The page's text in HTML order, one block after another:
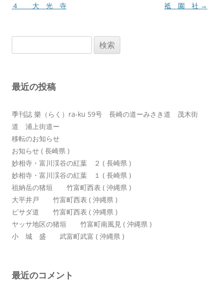
稿
ョ
４ 大 光 寺
祗 園 社 →
索:
最近の投稿
季刊誌 樂（らく）ra-ku 59号 長崎の道ーみさき道 茂木街
道 浦上街道ー
移転のお知らせ
お知らせ ( 長崎県 )
妙相寺・富川渓谷の紅葉 ２ ( 長崎県 )
妙相寺・富川渓谷の紅葉 １ ( 長崎県 )
祖納岳の猪垣 竹富町西表 ( 沖縄県 )
大平井戸 竹富町西表 ( 沖縄県 )
ピサダ道 竹富町西表 ( 沖縄県 )
ヤッサ地区の猪垣 竹富町南風見 ( 沖縄県 )
小 城 盛 武富町武富 ( 沖縄県 )
最近のコメント